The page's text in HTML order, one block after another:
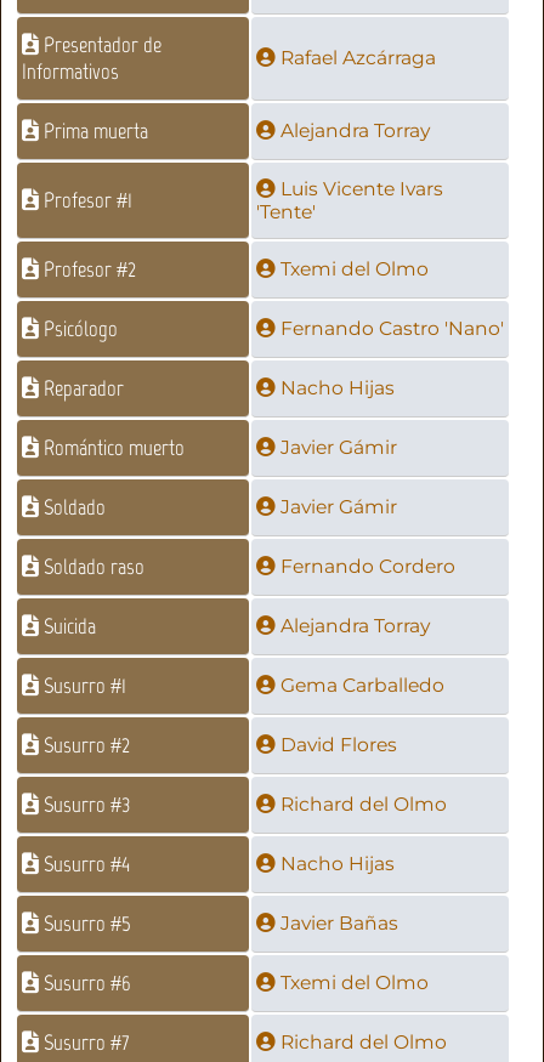
Presentador de
Informativos
Rafael Azcárraga
Prima muerta Alejandra Torray
Profesor #1
Luis Vicente Ivars
'Tente'
Profesor #2 Txemi del Olmo
Psicólogo Fernando Castro 'Nano'
Reparador Nacho Hijas
Romántico muerto Javier Gámir
Soldado Javier Gámir
Soldado raso Fernando Cordero
Suicida Alejandra Torray
Susurro #1 Gema Carballedo
Susurro #2 David Flores
Susurro #3 Richard del Olmo
Susurro #4 Nacho Hijas
Susurro #5 Javier Bañas
Susurro #6 Txemi del Olmo
Susurro #7 Richard del Olmo